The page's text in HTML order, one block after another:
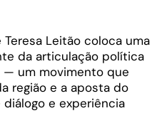
Leitão coloca uma
da articulação política
— um movimento que
região e a aposta do
e experiência